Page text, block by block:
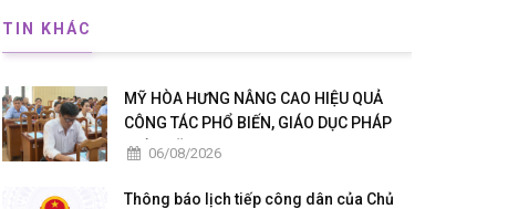
TIN KHÁC
MỸ HÒA HƯNG NÂNG CAO HIỆU QUẢ
CÔNG TÁC PHỔ BIẾN, GIÁO DỤC PHÁP
LUẬT NĂM 2026
06/08/2026
Thông báo lịch tiếp công dân của Chủ